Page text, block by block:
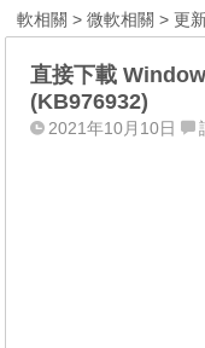
軟相關 >微軟相關 >更
直接下載
(KB976932)
2021年10月10日